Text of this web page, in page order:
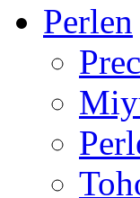
Perlen